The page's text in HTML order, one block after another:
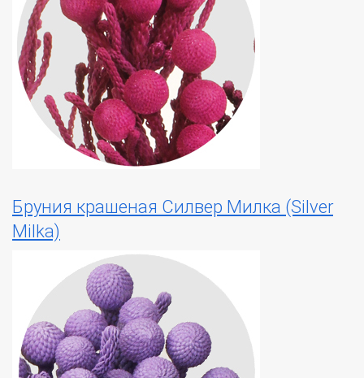
Бруния крашеная Силвер Милка (Silver
Milka)